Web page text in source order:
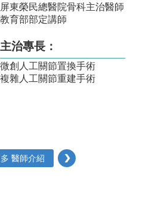
屏東榮民總醫院骨科主治醫師
教育部部定講師
主治專長：
微創人工關節置換手術
複雜人工關節重建手術
醫師介紹 ›